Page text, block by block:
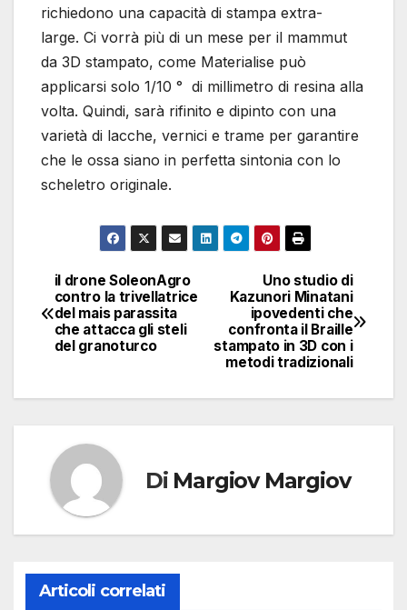
richiedono una capacità di stampa extra-
large. Ci vorrà più di un mese per il mammut
da 3D stampato, come Materialise può
applicarsi solo 1/10 ° di millimetro di resina alla
volta. Quindi, sarà rifinito e dipinto con una
varietà di lacche, vernici e trame per garantire
che le ossa siano in perfetta sintonia con lo
scheletro originale.
Navigazione
articoli
Uno studio di
Kazunori Minatani
ipovedenti che
confronta il Braille
stampato in 3D con i
metodi tradizionali
il drone SoleonAgro
contro la trivellatrice
del mais parassita
che attacca gli steli
del granoturco
Di Margiov Margiov
Articoli correlati